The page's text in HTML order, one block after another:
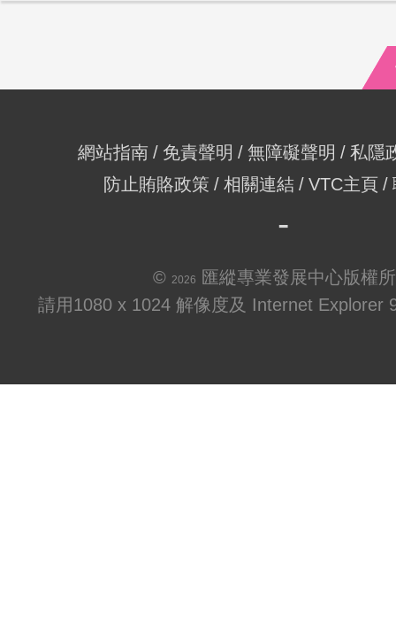
網站指南 免責聲明 無障礙聲明
私隱
防止賄賂政策
相關連結 VTC主頁
© 2026
匯縱專業發展中心版權
請用1080 x 1024 解像度及 Internet Explorer